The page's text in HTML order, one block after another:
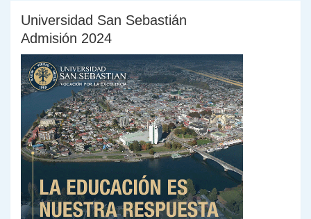
Universidad San Sebastián
Admisión 2024